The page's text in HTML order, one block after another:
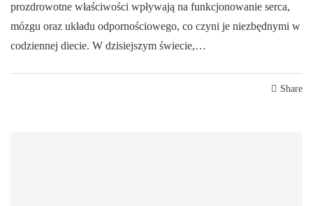
prozdrowotne właściwości wpływają na funkcjonowanie serca,
mózgu oraz układu odpornościowego, co czyni je niezbędnymi w
codziennej diecie. W dzisiejszym świecie,…
Share